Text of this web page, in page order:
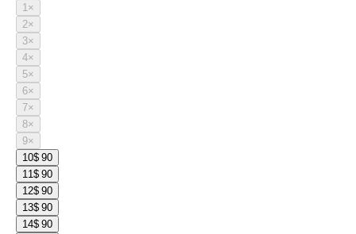
1×
2×
3×
4×
5×
6×
7×
8×
9×
10$ 90
11$ 90
12$ 90
13$ 90
14$ 90